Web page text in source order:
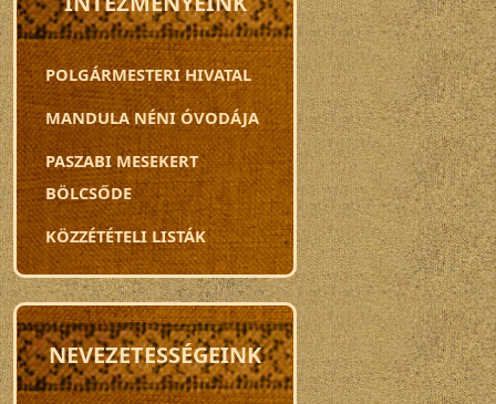
POLGÁRMESTERI HIVATAL
MANDULA NÉNI ÓVODÁJA
PASZABI MESEKERT
BÖLCSŐDE
KÖZZÉTÉTELI LISTÁK
NEVEZETESSÉGEINK